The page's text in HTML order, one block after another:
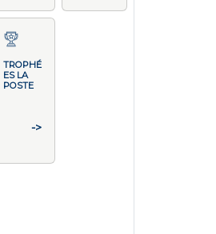
TROPHÉ
ES LA
POSTE
->